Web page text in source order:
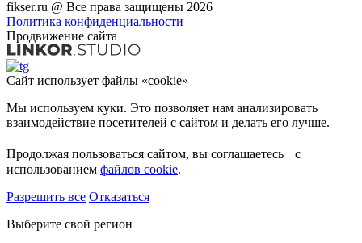
fikser.ru @ Все права защищены 2026
Политика конфиденциальности
Продвижение сайта
Сайт использует файлы «cookie»
Мы используем куки. Это позволяет нам анализировать
взаимодействие посетителей с сайтом и делать его лучше.
Продолжая пользоваться сайтом, вы соглашаетесь с
использованием файлов cookie.
Разрешить все Отказаться
Выберите свой регион